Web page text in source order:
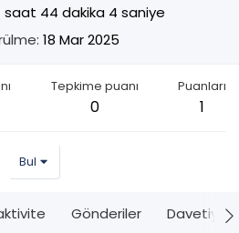
saat 44 dakika 4 saniye
18 Mar 2025
Tepkime puanı
0
Puanları
1
Bul
Gönderiler